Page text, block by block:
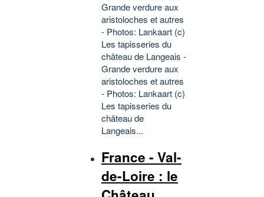
Grande verdure aux
aristoloches et autres
- Photos: Lankaart (c)
Les tapisseries du
château de Langeais -
Grande verdure aux
aristoloches et autres
- Photos: Lankaart (c)
Les tapisseries du
château de
Langeais...
France - Val-
de-Loire : le